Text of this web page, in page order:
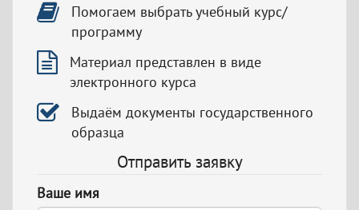
Помогаем выбрать учебный курс/
программу
Материал представлен в виде
электронного курса
Выдаём документы государственного
образца
Отправить заявку
Ваше имя